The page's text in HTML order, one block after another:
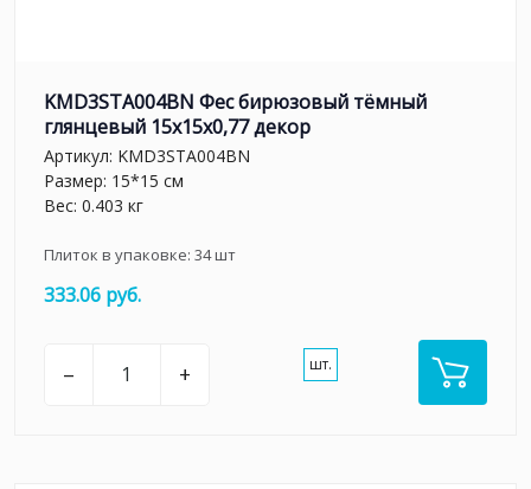
KMD3STA004BN Фес бирюзовый тёмный
глянцевый 15x15x0,77 декор
Артикул: KMD3STA004BN
Размер: 15*15 см
Вес: 0.403 кг
Плиток в упаковке: 34шт
333.06 руб.
– + шт.